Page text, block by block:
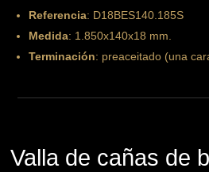
Referencia: D18BES140.185S
Medida: 1.850x140x18 mm.
Terminación: preaceitado (una
Valla de cañas de